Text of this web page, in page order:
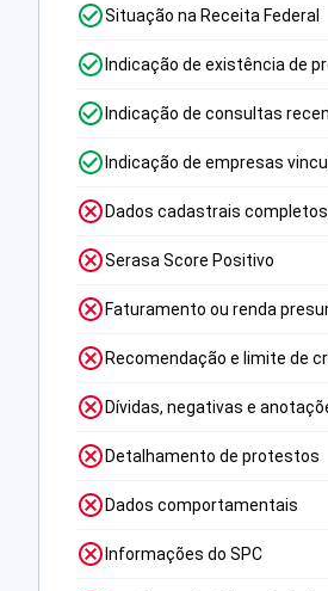
Situação na Receita Federal
Indicação de existência de
Indicação de consultas
Indicação de empresas
Dados cadastrais completos
Serasa Score Positivo
Faturamento ou renda
Recomendação e limite de
Dívidas, negativas e
Detalhamento de protestos
Dados comportamentais
Informações do SPC